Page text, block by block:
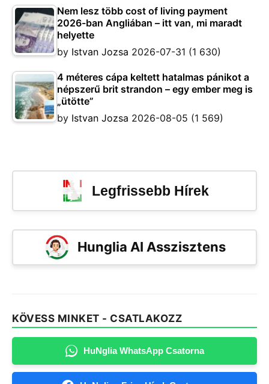
Nem lesz több cost of living payment
2026-ban Angliában – itt van, mi maradt
helyette
by Istvan Jozsa 2026-07-31 (1 630)
4 méteres cápa keltett hatalmas pánikot a
népszerű brit strandon – egy ember meg is
„ütötte”
by Istvan Jozsa 2026-08-05 (1 569)
Legfrissebb Hírek
Hunglia AI Asszisztens
KÖVESS MINKET - CSATLAKOZZ
HuNglia WhatsApp Csatorna